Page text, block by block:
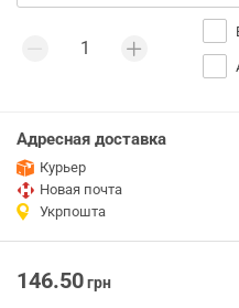
Адресная доставка
Курьер
Новая почта
Укрпошта
146.50грн